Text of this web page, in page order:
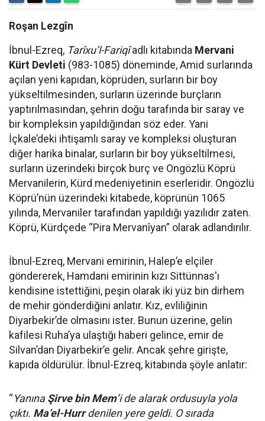
Roşan Lezgîn
İbnul-Ezreq, Tarîxu’l-Fariqîadlı kitabında Mervani
Kürt Devleti (983-1085) döneminde, Amid surlarında
açılan yeni kapıdan, köprüden, surların bir boy
yükseltilmesinden, surların üzerinde burçların
yaptırılmasından, şehrin doğu tarafında bir saray ve
bir kompleksin yapıldığından söz eder. Yani
İçkale’deki ihtişamlı saray ve kompleksi oluşturan
diğer harika binalar, surların bir boy yükseltilmesi,
surların üzerindeki birçok burç ve Ongözlü Köprü
Mervanilerin, Kürd medeniyetinin eserleridir. Ongözlü
Köprü’nün üzerindeki kitabede, köprünün 1065
yılında, Mervaniler tarafından yapıldığı yazılıdır zaten.
Köprü, Kürdçede “Pira Mervanîyan” olarak adlandırılır.
İbnul-Ezreq, Mervani emirinin, Halep’e elçiler
göndererek, Hamdani emirinin kızı Sittünnas'ı
kendisine istettiğini, peşin olarak iki yüz bin dirhem
de mehir gönderdiğini anlatır. Kız, evliliğinin
Diyarbekir’de olmasını ister. Bunun üzerine, gelin
kafilesi Ruha’ya ulaştığı haberi gelince, emir de
Silvan’dan Diyarbekir’e gelir. Ancak şehre girişte,
kapıda öldürülür. İbnul-Ezreq, kitabında şöyle anlatır:
“YanınaŞirve bin Mem’i de alarak ordusuyla yola
çıktı. Ma’el-Hurrdenilen yere geldi. O sırada